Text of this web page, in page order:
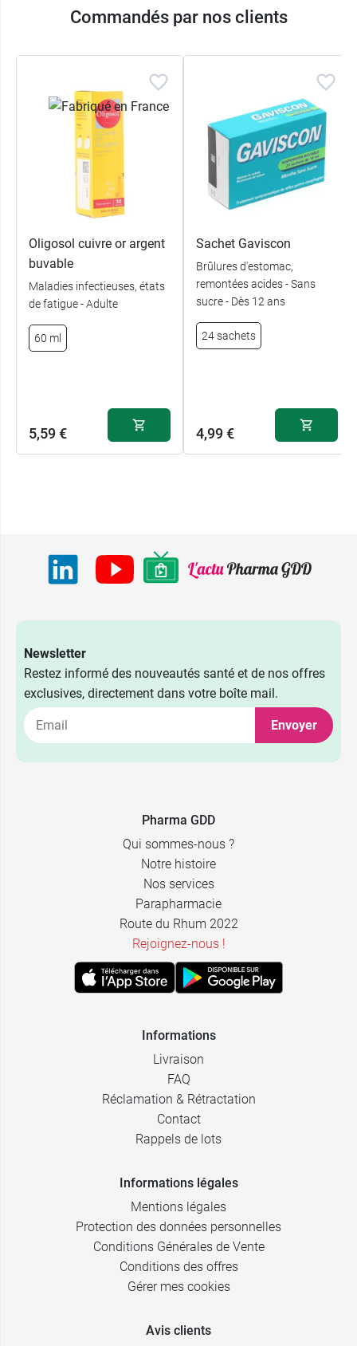
Commandés par nos clients
Oligosol cuivre or argent
buvable
Maladies infectieuses, états
de fatigue - Adulte
60 ml
5,59 €
Sachet Gaviscon
Brûlures d'estomac,
remontées acides - Sans
sucre - Dès 12 ans
24 sachets
4,99 €
Newsletter
Restez informé des nouveautés santé et de nos offres
exclusives, directement dans votre boîte mail.
Envoyer
Pharma GDD
Qui sommes-nous ?
Notre histoire
Nos services
Parapharmacie
Route du Rhum 2022
Rejoignez-nous !
Informations
Livraison
FAQ
Réclamation & Rétractation
Contact
Rappels de lots
Informations légales
Mentions légales
Protection des données personnelles
Conditions Générales de Vente
Conditions des offres
Gérer mes cookies
Avis clients